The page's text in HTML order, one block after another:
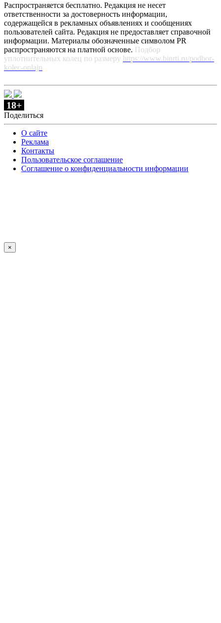
Распространяется бесплатно. Редакция не несет
ответственности за достоверность информации,
содержащейся в рекламных объявлениях и сообщениях
пользователей сайта. Редакция не предоставляет справочной
информации. Материалы обозначенные символом PR
распространяются на платной основе. Подбор
уплотнительных колец по размеру https://www.binrti.ru/podbor-
kolec-onlajn
18+
Поделиться
О сайте
Реклама
Контакты
Пользовательское соглашение
Соглашение о конфиденциальности информации
×